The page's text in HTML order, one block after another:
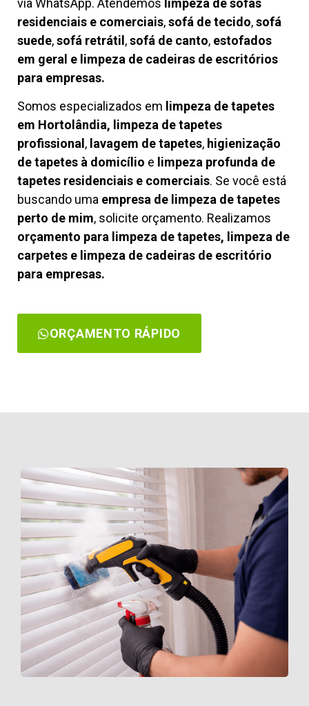
residenciais e comerciais,sofá de tecido,sofá
suede,sofá retrátil,sofá de canto, estofados
em geral e limpeza de cadeiras de escritórios
para empresas.
Somos especializados em limpeza de tapetes
em Hortolândia, limpeza de tapetes
profissional , lavagem de tapetes, higienização
de tapetes à domicílio e limpeza profunda de
tapetes residenciais e comerciais. Se você está
buscando uma empresa de limpeza de tapetes
perto de mim, solicite orçamento. Realizamos
orçamento para limpeza de tapetes, limpeza de
carpetes e limpeza de cadeiras de escritório
para empresas.
ORÇAMENTO RÁPIDO